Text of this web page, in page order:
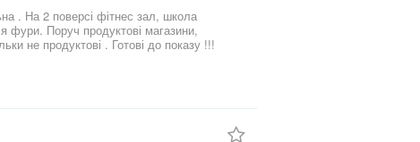
. На 2 поверсі фітнес зал, школа
фури. Поруч продуктові магазини,
варіанти тільки не продуктові . Готові до показу !!!